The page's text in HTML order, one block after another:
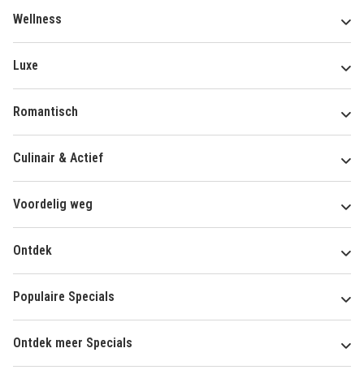
Wellness
Luxe
Romantisch
Culinair & Actief
Voordelig weg
Ontdek
Populaire Specials
Ontdek meer Specials